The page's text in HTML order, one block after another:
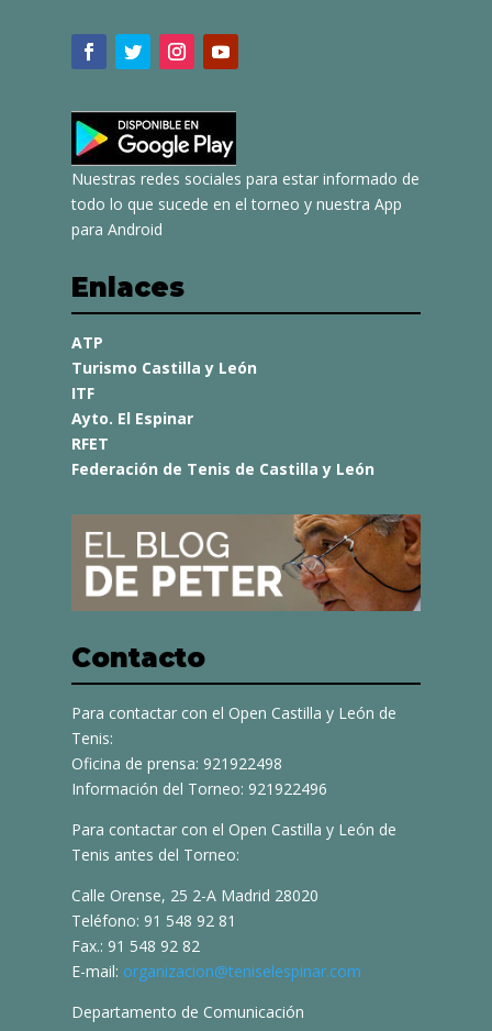
Nuestras redes sociales para estar informado de
todo lo que sucede en el torneo y nuestra App
para Android
Enlaces
ATP
Turismo Castilla y León
ITF
Ayto. El Espinar
RFET
Federación de Tenis de Castilla y León
Contacto
Para contactar con el Open Castilla y León de
Tenis:
Oficina de prensa: 921922498
Información del Torneo: 921922496
Para contactar con el Open Castilla y León de
Tenis antes del Torneo:
Calle Orense, 25 2-A Madrid 28020
Teléfono: 91 548 92 81
Fax.: 91 548 92 82
E-mail: organizacion@teniselespinar.com
Departamento de Comunicación